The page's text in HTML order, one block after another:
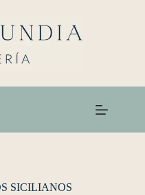
SICILIANOS